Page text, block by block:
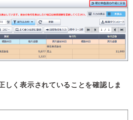
しく表示されていることを確認しま